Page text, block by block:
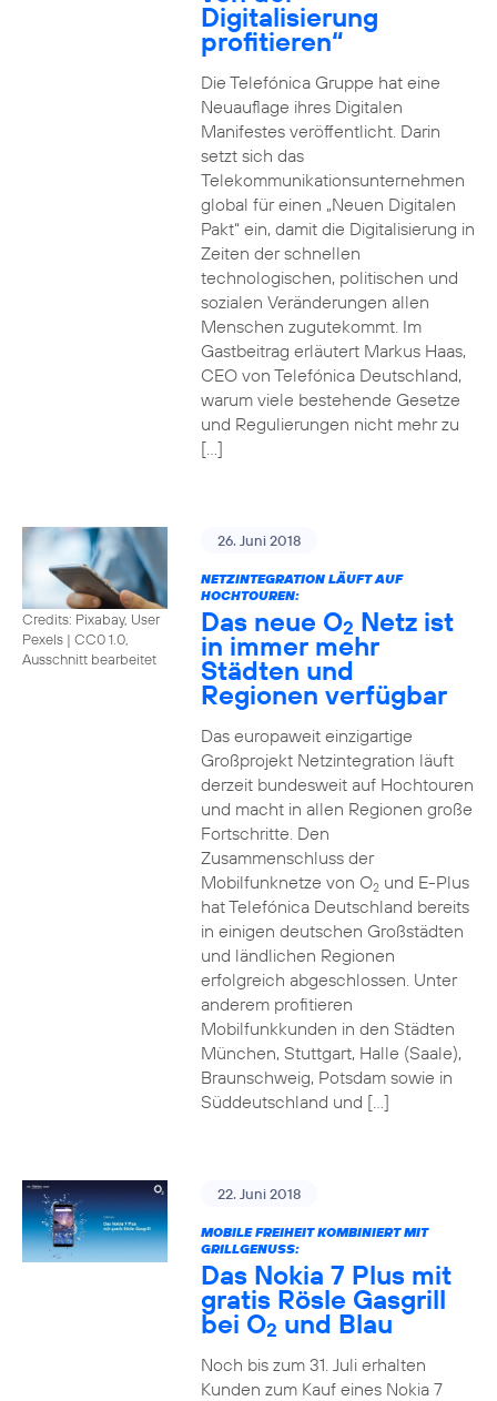
Digitalisierung
profitieren“
Die Telefónica Gruppe hat eine
Neuauflage ihres Digitalen
Manifestes veröffentlicht. Darin
setzt sich das
Telekommunikationsunternehmen
global für einen „Neuen Digitalen
Pakt“ ein, damit die Digitalisierung in
Zeiten der schnellen
technologischen, politischen und
sozialen Veränderungen allen
Menschen zugutekommt. Im
Gastbeitrag erläutert Markus Haas,
CEO von Telefónica Deutschland,
warum viele bestehende Gesetze
und Regulierungen nicht mehr zu
[…]
Credits: Pixabay, User
Pexels | CC0 1.0,
Ausschnitt bearbeitet
26. Juni 2018
NETZINTEGRATION LÄUFT AUF
HOCHTOUREN:
Das neue O2 Netz ist
in immer mehr
Städten und
Regionen verfügbar
Das europaweit einzigartige
Großprojekt Netzintegration läuft
derzeit bundesweit auf Hochtouren
und macht in allen Regionen große
Fortschritte. Den
Zusammenschluss der
Mobilfunknetze von O2und E-Plus
hat Telefónica Deutschland bereits
in einigen deutschen Großstädten
und ländlichen Regionen
erfolgreich abgeschlossen. Unter
anderem profitieren
Mobilfunkkunden in den Städten
München, Stuttgart, Halle (Saale),
Braunschweig, Potsdam sowie in
Süddeutschland und […]
22. Juni 2018
MOBILE FREIHEIT KOMBINIERT MIT
GRILLGENUSS:
Das Nokia 7 Plus mit
gratis Rösle Gasgrill
bei O2 und Blau
Noch bis zum 31. Juli erhalten
Kunden zum Kauf eines Nokia 7